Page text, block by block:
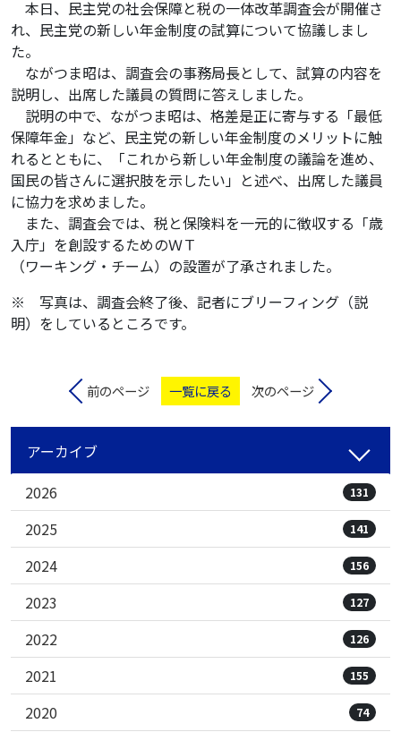
本日、民主党の社会保障と税の一体改革調査会が開催さ
れ、民主党の新しい年金制度の試算について協議しまし
た。
ながつま昭は、調査会の事務局長として、試算の内容を
説明し、出席した議員の質問に答えしました。
説明の中で、ながつま昭は、格差是正に寄与する「最低
保障年金」など、民主党の新しい年金制度のメリットに触
れるとともに、「これから新しい年金制度の議論を進め、
国民の皆さんに選択肢を示したい」と述べ、出席した議員
に協力を求めました。
また、調査会では、税と保険料を一元的に徴収する「歳
入庁」を創設するためのＷＴ
（ワーキング・チーム）の設置が了承されました。
※ 写真は、調査会終了後、記者にブリーフィング（説
明）をしているところです。
前のページ 一覧に戻る 次のページ
アーカイブ
2026
131
2025 141
2024 156
2023 127
2022 126
2021 155
2020 74